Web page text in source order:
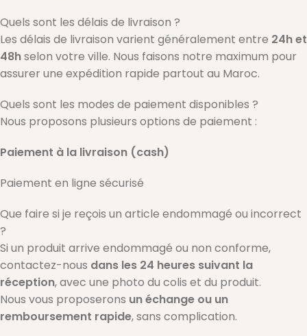
Quels sont les délais de livraison ?
Les délais de livraison varient généralement entre 24h et
48hselon votre ville. Nous faisons notre maximum pour
assurer une expédition rapide partout au Maroc.
Quels sont les modes de paiement disponibles ?
Nous proposons plusieurs options de paiement :
Paiement à la livraison (cash)
Paiement en ligne sécurisé
Que faire si je reçois un article endommagé ou incorrect
?
Si un produit arrive endommagé ou non conforme,
contactez-nous dans les 24 heures suivant la
réception, avec une photo du colis et du produit.
Nous vous proposerons un échange ou un
remboursement rapide, sans complication.